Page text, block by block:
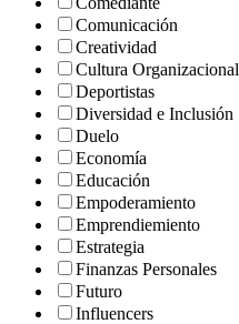
Comunicación
Creatividad
Cultura Organizacional
Deportistas
Diversidad e Inclusión
Duelo
Economía
Educación
Empoderamiento
Emprendiemiento
Estrategia
Finanzas Personales
Futuro
Influencers